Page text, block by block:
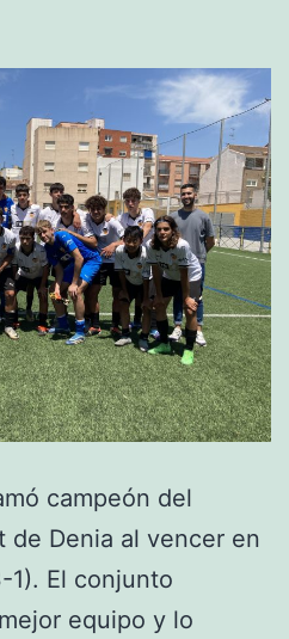
campeón del
Denia al vencer en
1). El conjunto
equipo y lo